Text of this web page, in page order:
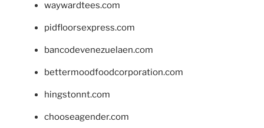
waywardtees.com
pidfloorsexpress.com
bancodevenezuelaen.com
bettermoodfoodcorporation.com
hingstonnt.com
chooseagender.com